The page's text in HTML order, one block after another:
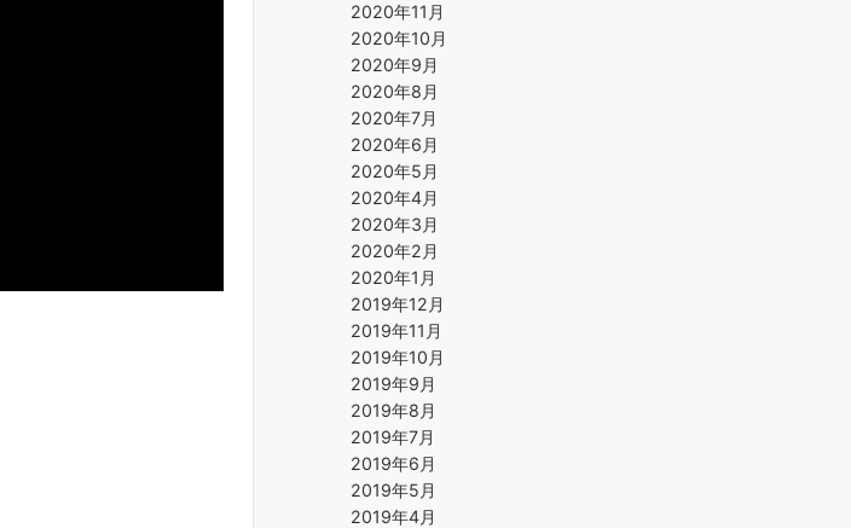
2020年11月
2020年10月
2020年9月
2020年8月
2020年7月
2020年6月
2020年5月
2020年4月
2020年3月
2020年2月
2020年1月
2019年12月
2019年11月
2019年10月
2019年9月
2019年8月
2019年7月
2019年6月
2019年5月
2019年4月